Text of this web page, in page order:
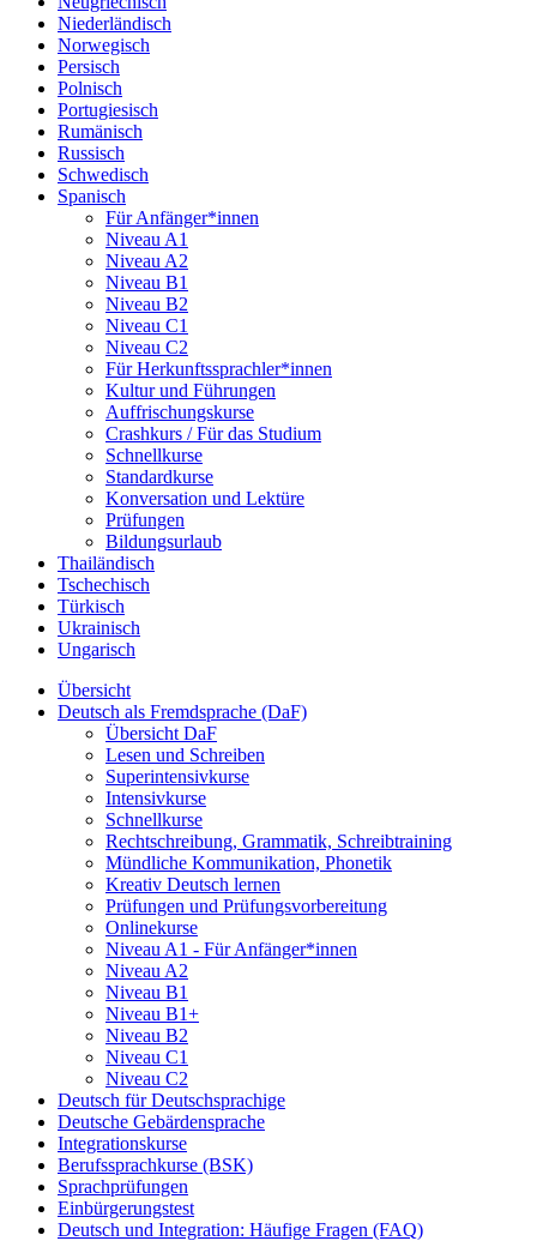
Niederländisch
Norwegisch
Persisch
Polnisch
Portugiesisch
Rumänisch
Russisch
Schwedisch
Spanisch
Für Anfänger*innen
Niveau A1
Niveau A2
Niveau B1
Niveau B2
Niveau C1
Niveau C2
Für Herkunftssprachler*innen
Kultur und Führungen
Auffrischungskurse
Crashkurs / Für das Studium
Schnellkurse
Standardkurse
Konversation und Lektüre
Prüfungen
Bildungsurlaub
Thailändisch
Tschechisch
Türkisch
Ukrainisch
Ungarisch
Übersicht
Deutsch als Fremdsprache (DaF)
Übersicht DaF
Lesen und Schreiben
Superintensivkurse
Intensivkurse
Schnellkurse
Rechtschreibung, Grammatik, Schreibtraining
Mündliche Kommunikation, Phonetik
Kreativ Deutsch lernen
Prüfungen und Prüfungsvorbereitung
Onlinekurse
Niveau A1 - Für Anfänger*innen
Niveau A2
Niveau B1
Niveau B1+
Niveau B2
Niveau C1
Niveau C2
Deutsch für Deutschsprachige
Deutsche Gebärdensprache
Integrationskurse
Berufssprachkurse (BSK)
Sprachprüfungen
Einbürgerungstest
Deutsch und Integration: Häufige Fragen (FAQ)